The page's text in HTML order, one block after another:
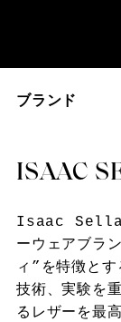
ブランド
ISAAC
Isaac Sellam
ーウェアブラ
ィ”を特徴とす
技術、実験を
るレザーを最